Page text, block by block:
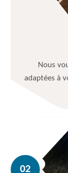
Nous
adaptées à